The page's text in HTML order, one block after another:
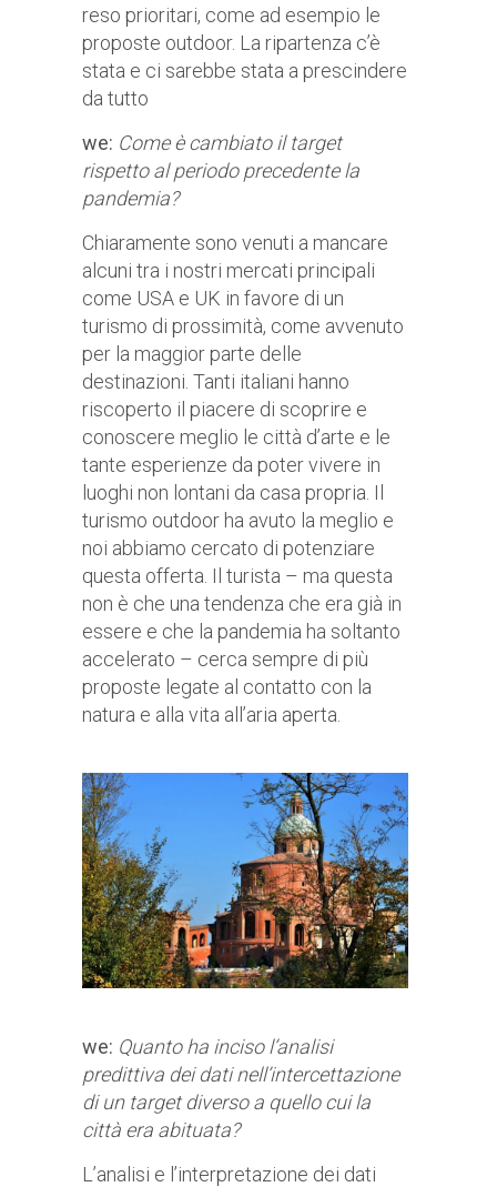
reso prioritari, come ad esempio le
proposte outdoor. La ripartenza c’è
stata e ci sarebbe stata a prescindere
da tutto
we: Come è cambiato il target
rispetto al periodo precedente la
pandemia?
Chiaramente sono venuti a mancare
alcuni tra i nostri mercati principali
come USA e UK in favore di un
turismo di prossimità, come avvenuto
per la maggior parte delle
destinazioni. Tanti italiani hanno
riscoperto il piacere di scoprire e
conoscere meglio le città d’arte e le
tante esperienze da poter vivere in
luoghi non lontani da casa propria. Il
turismo outdoor ha avuto la meglio e
noi abbiamo cercato di potenziare
questa offerta. Il turista – ma questa
non è che una tendenza che era già in
essere e che la pandemia ha soltanto
accelerato – cerca sempre di più
proposte legate al contatto con la
natura e alla vita all’aria aperta.
we: Quanto ha inciso l’analisi
predittiva dei dati nell’intercettazione
di un target diverso a quello cui la
città era abituata?
L’analisi e l’interpretazione dei dati